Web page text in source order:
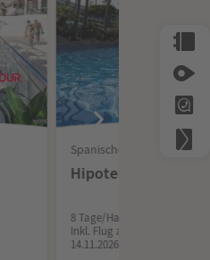
Spanisches Festland/
Hipotels Playa la
8 Tage/Halbpension
Inkl. Flug ab/bis Deutschland
14.11.2026